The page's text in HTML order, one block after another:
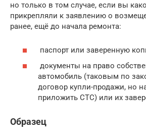
но только в том случае, если вы
прикрепляли к заявлению о
ранее, ещё до начала ремонта:
паспорт или заверенную
документы на право
автомобиль (таковым по
договор купли-продажи, но
приложить СТС) или их
Образец